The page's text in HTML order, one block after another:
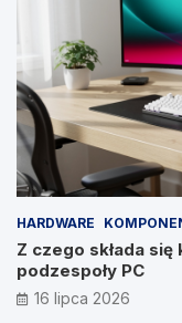
HARDWARE
Z czego składa
podzespoły PC
16 lipca 2026